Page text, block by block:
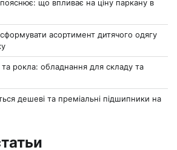
що впливає на ціну паркану в
асортимент дитячого одягу
та рокла: обладнання для складу та
дешеві та преміальні підшипники на